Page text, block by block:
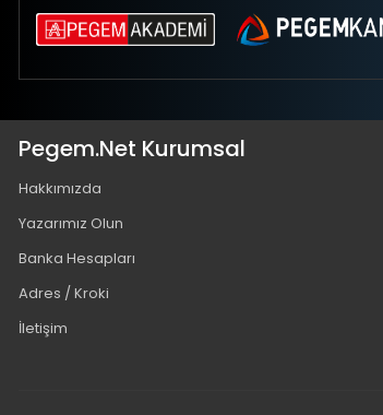
Pegem.Net Kurumsal
Hakkımızda
Yazarımız Olun
Banka Hesapları
Adres / Kroki
İletişim